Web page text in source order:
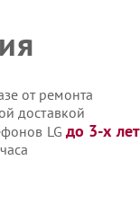
от ремонта
доставкой
LG до 3-х лет